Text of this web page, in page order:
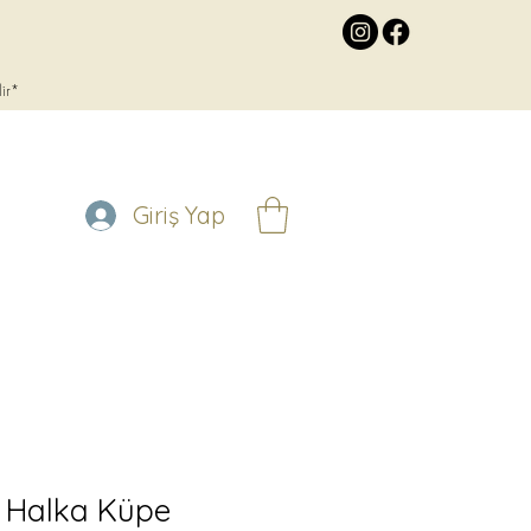
Giriş Yap
Halka Küpe